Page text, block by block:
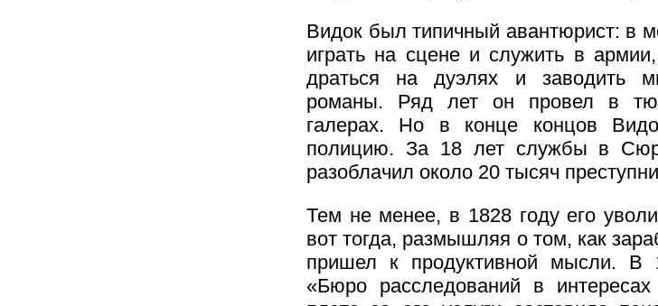
Видок был типичный авантюрист: в
играть на сцене и служить в
драться на дуэлях и заводить
романы. Ряд лет он провел в
галерах. Но в конце концов
полицию. За 18 лет службы в
разоблачил около 20 тысяч
Тем не менее, в 1828 году его
вот тогда, размышляя о том, как
пришел к продуктивной мысли. В
«Бюро расследований в интересах